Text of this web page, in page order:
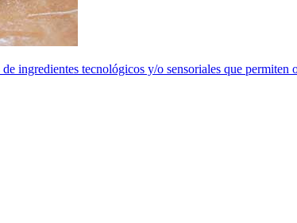
ingredientes tecnológicos y/o sensoriales que